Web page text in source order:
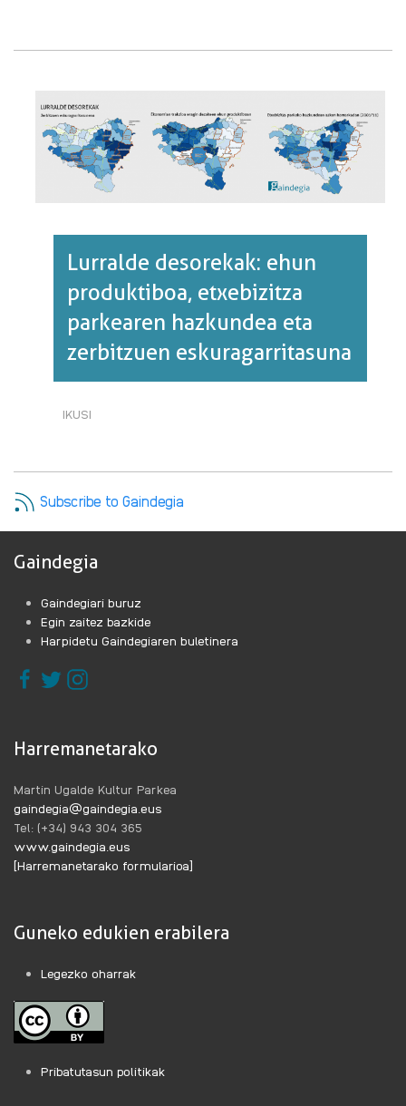
BURUZ
Lurralde desorekak: ehun
produktiboa, etxebizitza
parkearen hazkundea eta
zerbitzuen eskuragarritasuna
IKUSI
PRODUKTIBOA,
PARKEAREN
ZERBITZUEN
BURUZ
Subscribe to Gaindegia
Gaindegia
Gaindegiari buruz
Egin zaitez bazkide
Harpidetu Gaindegiaren buletinera
Harremanetarako
Martin Ugalde Kultur Parkea
gaindegia@gaindegia.eus
Tel: (+34) 943 304 365
www.gaindegia.eus
[Harremanetarako formularioa]
Guneko edukien erabilera
Legezko oharrak
Pribatutasun politikak